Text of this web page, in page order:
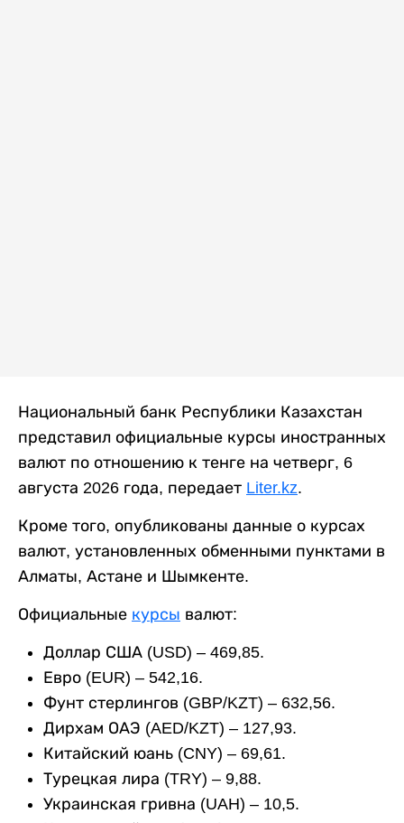
Национальный банк Республики Казахстан
представил официальные курсы иностранных
валют по отношению к тенге на четверг, 6
августа 2026 года, передает Liter.kz.
Кроме того, опубликованы данные о курсах
валют, установленных обменными пунктами в
Алматы, Астане и Шымкенте.
Официальные курсы валют:
Доллар США (USD) – 469,85.
Евро (EUR) – 542,16.
Фунт стерлингов (GBP/KZT) – 632,56.
Дирхам ОАЭ (AED/KZT) – 127,93.
Китайский юань (CNY) – 69,61.
Турецкая лира (TRY) – 9,88.
Украинская гривна (UAH) – 10,5.